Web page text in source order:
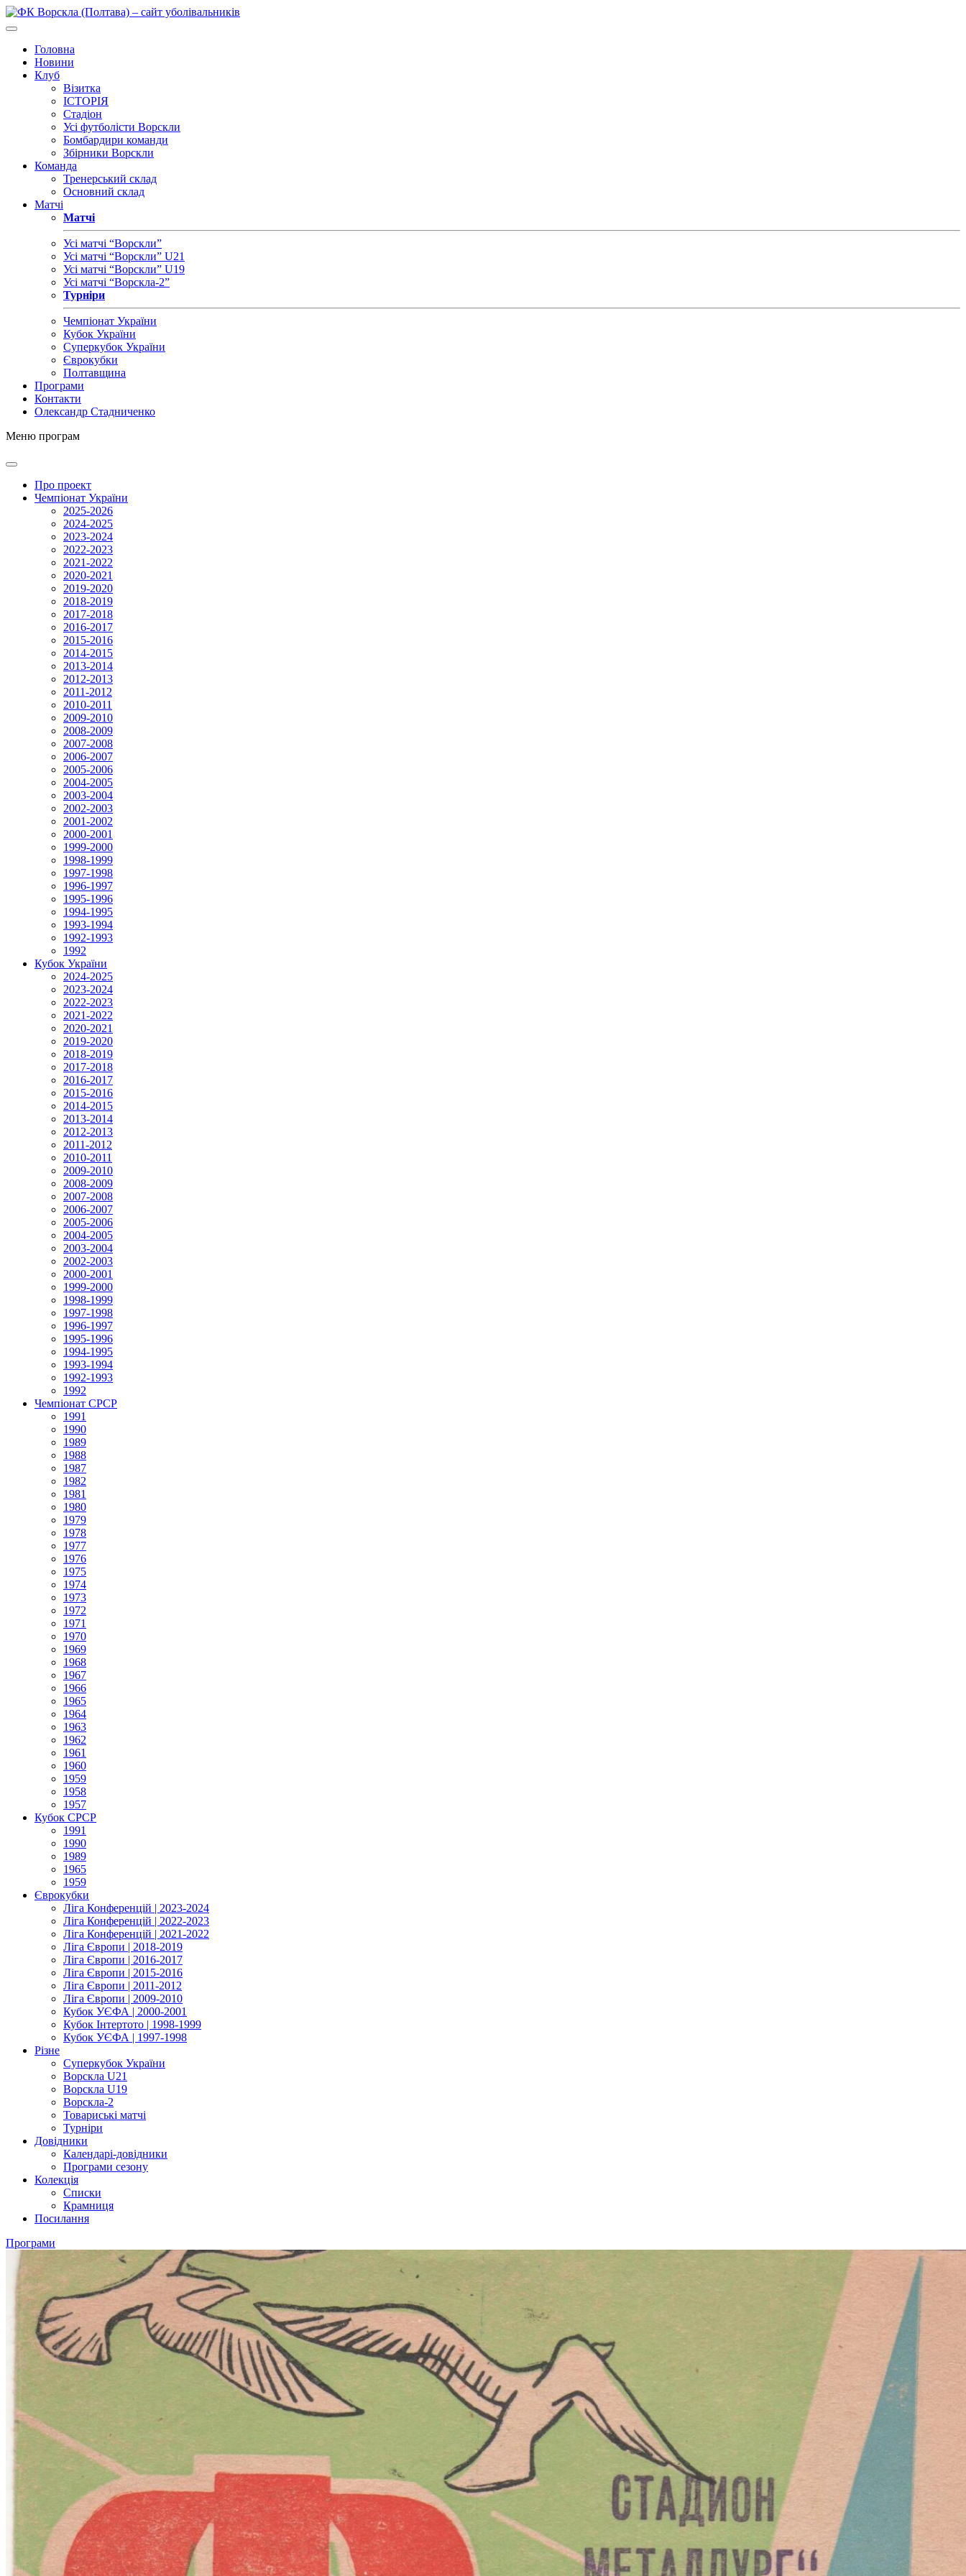
Головна
Новини
Клуб
Візитка
ІСТОРІЯ
Стадіон
Усі футболісти Ворскли
Бомбардири команди
Збірники Ворскли
Команда
Тренерський склад
Основний склад
Матчі
Матчі
Усі матчі “Ворскли”
Усі матчі “Ворскли” U21
Усі матчі “Ворскли” U19
Усі матчі “Ворскла-2”
Турніри
Чемпіонат України
Кубок України
Суперкубок України
Єврокубки
Полтавщина
Програми
Контакти
Олександр Стадниченко
Меню програм
Про проект
Чемпіонат України
2025-2026
2024-2025
2023-2024
2022-2023
2021-2022
2020-2021
2019-2020
2018-2019
2017-2018
2016-2017
2015-2016
2014-2015
2013-2014
2012-2013
2011-2012
2010-2011
2009-2010
2008-2009
2007-2008
2006-2007
2005-2006
2004-2005
2003-2004
2002-2003
2001-2002
2000-2001
1999-2000
1998-1999
1997-1998
1996-1997
1995-1996
1994-1995
1993-1994
1992-1993
1992
Кубок України
2024-2025
2023-2024
2022-2023
2021-2022
2020-2021
2019-2020
2018-2019
2017-2018
2016-2017
2015-2016
2014-2015
2013-2014
2012-2013
2011-2012
2010-2011
2009-2010
2008-2009
2007-2008
2006-2007
2005-2006
2004-2005
2003-2004
2002-2003
2000-2001
1999-2000
1998-1999
1997-1998
1996-1997
1995-1996
1994-1995
1993-1994
1992-1993
1992
Чемпіонат СРСР
1991
1990
1989
1988
1987
1982
1981
1980
1979
1978
1977
1976
1975
1974
1973
1972
1971
1970
1969
1968
1967
1966
1965
1964
1963
1962
1961
1960
1959
1958
1957
Кубок СРСР
1991
1990
1989
1965
1959
Єврокубки
Ліга Конференцій | 2023-2024
Ліга Конференцій | 2022-2023
Ліга Конференцій | 2021-2022
Ліга Європи | 2018-2019
Ліга Європи | 2016-2017
Ліга Європи | 2015-2016
Ліга Європи | 2011-2012
Ліга Європи | 2009-2010
Кубок УЄФА | 2000-2001
Кубок Інтертото | 1998-1999
Кубок УЄФА | 1997-1998
Різне
Суперкубок України
Ворскла U21
Ворскла U19
Ворскла-2
Товариські матчі
Турніри
Довідники
Календарі-довідники
Програми сезону
Колекція
Списки
Крамниця
Посилання
Програми